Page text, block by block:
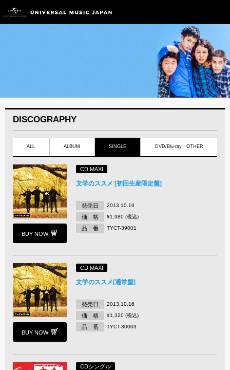
DISCOGRAPHY
ALL ALBUM SINGLE DVD/Blu-ray・OTHER
BUY NOW
CD MAXI
文学のススメ [初回生産限定盤]
発売日 2013.10.16
価 格 ¥1,980 (税込)
品 番 TYCT-39001
BUY NOW
CD MAXI
文学のススメ[通常盤]
発売日 2013.10.16
価 格 ¥1,320 (税込)
品 番 TYCT-30003
CDシングル